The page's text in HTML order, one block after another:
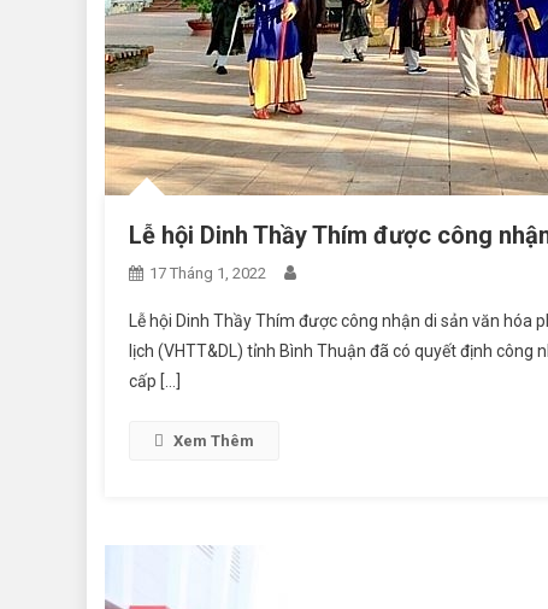
Lễ hội Dinh Thầy Thím được công
17 Tháng 1, 2022
Lễ hội Dinh Thầy Thím được công nhận di sản văn hóa
lịch (VHTT&DL) tỉnh Bình Thuận đã có quyết định
cấp […]
Xem Thêm